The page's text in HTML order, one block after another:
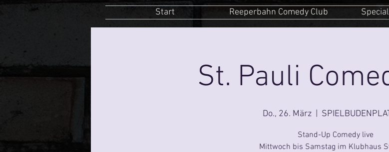
Start Reeperbahn Comedy Club
St. Pauli
Do., 26. März
Stand-Up Comedy live
Mittwoch bis Samstag im Klubhaus